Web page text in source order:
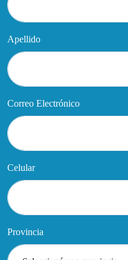
Apellido
Correo Electrónico
Celular
Provincia